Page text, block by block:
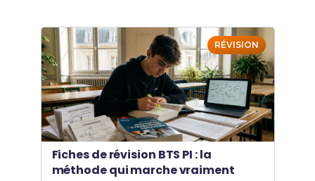
RÉVISION
Fiches de révision BTS PI : la
méthode qui marche vraiment